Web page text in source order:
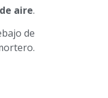
aire.
de